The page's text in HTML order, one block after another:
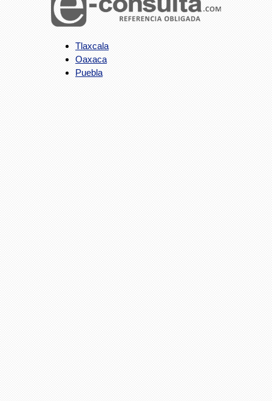
Tlaxcala
Oaxaca
Puebla